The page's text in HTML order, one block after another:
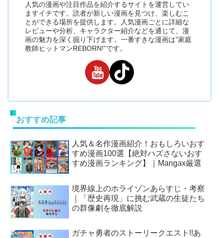
人気の漫画や注目作品を紹介するサイトを運営してい
ますイチです。読者が新しい漫画を見つけ、楽しむこ
とができる場所を提供します。人気漫画ごとに詳細な
レビューや分析、キャラクター紹介などを通じて、漫
画の魅力を深く掘り下げます。一番すきな漫画は”家庭
教師ヒットマンREBORN!”です。
おすすめ記事
人気＆名作漫画紹介！おもしろいおす
すめ漫画100選【絶対ハズさないおす
すめ漫画ランキング】｜Mangax厳選
境界線上のホライゾンあらすじ・考察
｜「歴史再現」に挑む武蔵の生徒たち
の群像劇を徹底解説
ガチャ勇者のストーリークエスト!!あ